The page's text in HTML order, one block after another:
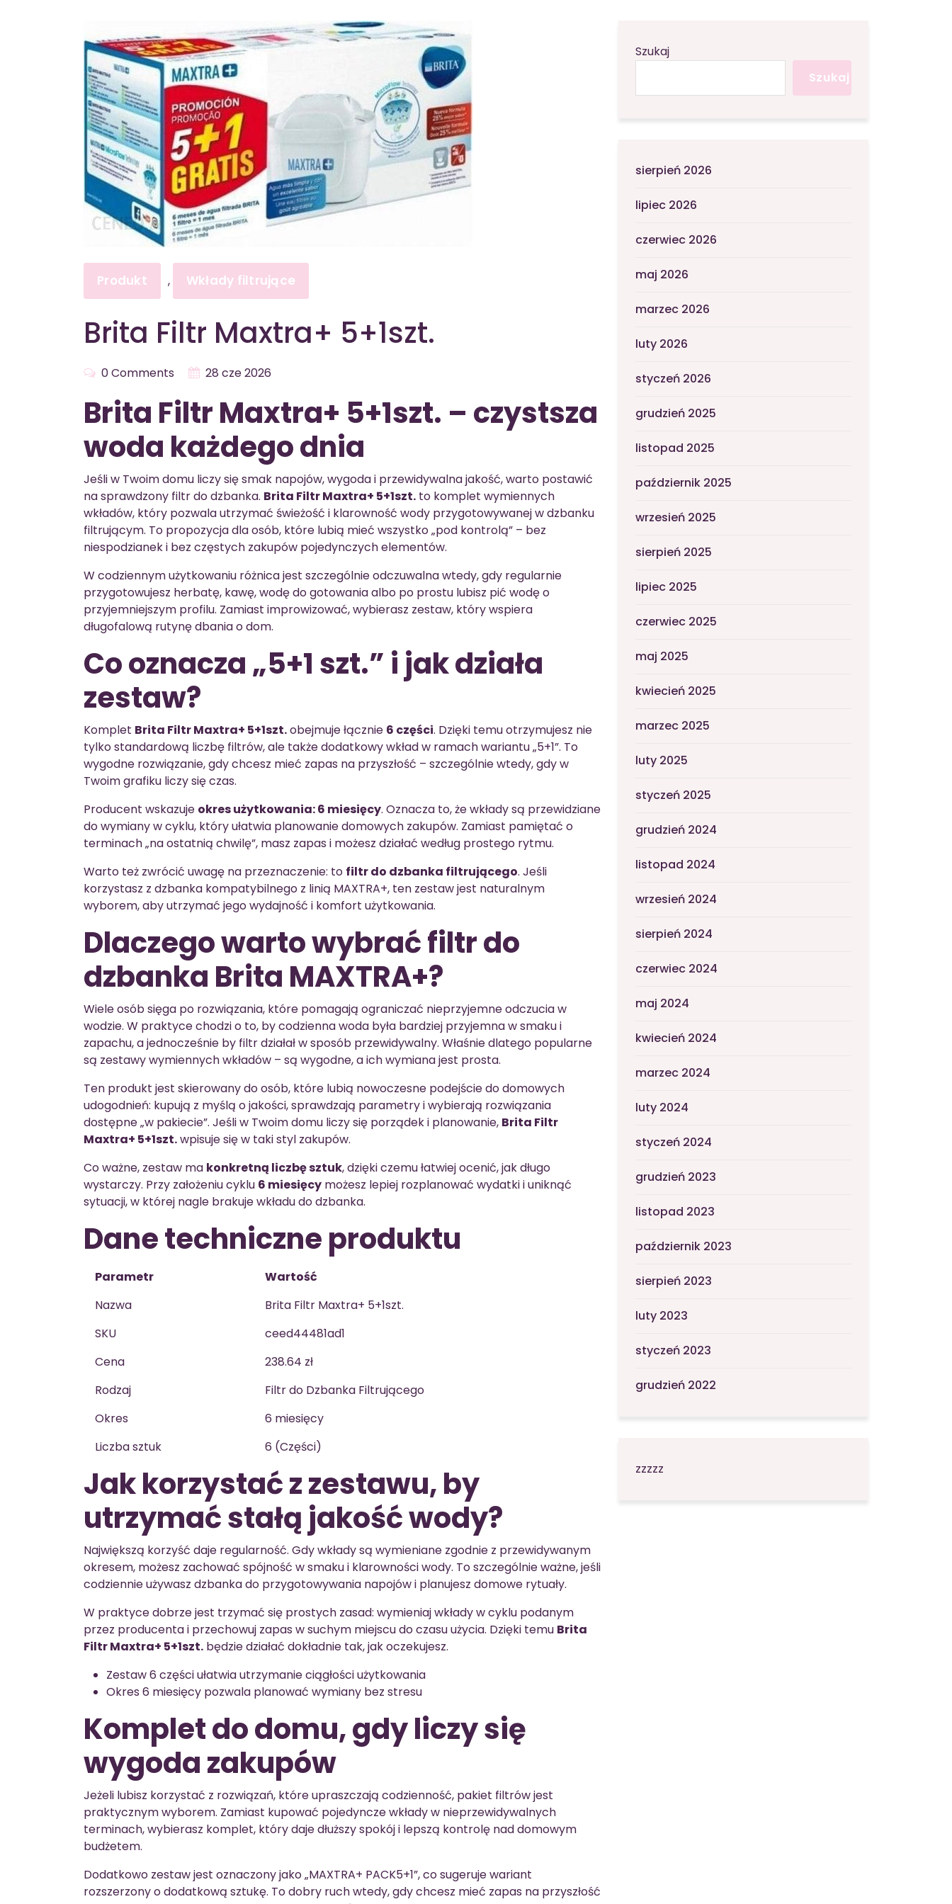
Produkt , Wkłady filtrujące
Brita Filtr Maxtra+ 5+1szt.
0 Comments 28 cze 2026
Brita Filtr Maxtra+ 5+1szt. – czystsza
woda każdego dnia
Jeśli w Twoim domu liczy się smak napojów, wygoda i przewidywalna jakość, warto postawić
na sprawdzony filtr do dzbanka. Brita Filtr Maxtra+ 5+1szt. to komplet wymiennych
wkładów, który pozwala utrzymać świeżość i klarowność wody przygotowywanej w dzbanku
filtrującym. To propozycja dla osób, które lubią mieć wszystko „pod kontrolą” – bez
niespodzianek i bez częstych zakupów pojedynczych elementów.
W codziennym użytkowaniu różnica jest szczególnie odczuwalna wtedy, gdy regularnie
przygotowujesz herbatę, kawę, wodę do gotowania albo po prostu lubisz pić wodę o
przyjemniejszym profilu. Zamiast improwizować, wybierasz zestaw, który wspiera
długofalową rutynę dbania o dom.
Co oznacza „5+1 szt.” i jak działa
zestaw?
Komplet Brita Filtr Maxtra+ 5+1szt.obejmuje łącznie 6 części. Dzięki temu otrzymujesz nie
tylko standardową liczbę filtrów, ale także dodatkowy wkład w ramach wariantu „5+1”. To
wygodne rozwiązanie, gdy chcesz mieć zapas na przyszłość – szczególnie wtedy, gdy w
Twoim grafiku liczy się czas.
Producent wskazuje okres użytkowania: 6 miesięcy. Oznacza to, że wkłady są przewidziane
do wymiany w cyklu, który ułatwia planowanie domowych zakupów. Zamiast pamiętać o
terminach „na ostatnią chwilę”, masz zapas i możesz działać według prostego rytmu.
Warto też zwrócić uwagę na przeznaczenie: to filtr do dzbanka filtrującego. Jeśli
korzystasz z dzbanka kompatybilnego z linią MAXTRA+, ten zestaw jest naturalnym
wyborem, aby utrzymać jego wydajność i komfort użytkowania.
Dlaczego warto wybrać filtr do
dzbanka Brita MAXTRA+?
Wiele osób sięga po rozwiązania, które pomagają ograniczać nieprzyjemne odczucia w
wodzie. W praktyce chodzi o to, by codzienna woda była bardziej przyjemna w smaku i
zapachu, a jednocześnie by filtr działał w sposób przewidywalny. Właśnie dlatego popularne
są zestawy wymiennych wkładów – są wygodne, a ich wymiana jest prosta.
Ten produkt jest skierowany do osób, które lubią nowoczesne podejście do domowych
udogodnień: kupują z myślą o jakości, sprawdzają parametry i wybierają rozwiązania
dostępne „w pakiecie”. Jeśli w Twoim domu liczy się porządek i planowanie, Brita Filtr
Maxtra+ 5+1szt.wpisuje się w taki styl zakupów.
Co ważne, zestaw ma konkretną liczbę sztuk, dzięki czemu łatwiej ocenić, jak długo
wystarczy. Przy założeniu cyklu 6 miesięcy możesz lepiej rozplanować wydatki i uniknąć
sytuacji, w której nagle brakuje wkładu do dzbanka.
Dane techniczne produktu
Parametr
Wartość
Nazwa
Brita Filtr Maxtra+ 5+1szt.
SKU
ceed44481ad1
Cena
238.64 zł
Rodzaj
Filtr do Dzbanka Filtrującego
Okres
6 miesięcy
Liczba sztuk
6 (Części)
Jak korzystać z zestawu, by
utrzymać stałą jakość wody?
Największą korzyść daje regularność. Gdy wkłady są wymieniane zgodnie z przewidywanym
okresem, możesz zachować spójność w smaku i klarowności wody. To szczególnie ważne, jeśli
codziennie używasz dzbanka do przygotowywania napojów i planujesz domowe rytuały.
W praktyce dobrze jest trzymać się prostych zasad: wymieniaj wkłady w cyklu podanym
przez producenta i przechowuj zapas w suchym miejscu do czasu użycia. Dzięki temu Brita
Filtr Maxtra+ 5+1szt. będzie działać dokładnie tak, jak oczekujesz.
Zestaw 6 części ułatwia utrzymanie ciągłości użytkowania
Okres 6 miesięcy pozwala planować wymiany bez stresu
Komplet do domu, gdy liczy się
wygoda zakupów
Jeżeli lubisz korzystać z rozwiązań, które upraszczają codzienność, pakiet filtrów jest
praktycznym wyborem. Zamiast kupować pojedyncze wkłady w nieprzewidywalnych
terminach, wybierasz komplet, który daje dłuższy spokój i lepszą kontrolę nad domowym
budżetem.
Dodatkowo zestaw jest oznaczony jako „MAXTRA+ PACK5+1”, co sugeruje wariant
rozszerzony o dodatkową sztukę. To dobry ruch wtedy, gdy chcesz mieć zapas na przyszłość
Szukaj
Szukaj
sierpień 2026
lipiec 2026
czerwiec 2026
maj 2026
marzec 2026
luty 2026
styczeń 2026
grudzień 2025
listopad 2025
październik 2025
wrzesień 2025
sierpień 2025
lipiec 2025
czerwiec 2025
maj 2025
kwiecień 2025
marzec 2025
luty 2025
styczeń 2025
grudzień 2024
listopad 2024
wrzesień 2024
sierpień 2024
czerwiec 2024
maj 2024
kwiecień 2024
marzec 2024
luty 2024
styczeń 2024
grudzień 2023
listopad 2023
październik 2023
sierpień 2023
luty 2023
styczeń 2023
grudzień 2022
zzzzz